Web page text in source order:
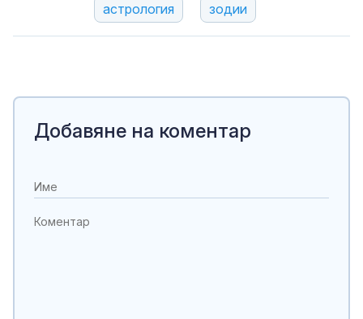
астрология зодии
Добавяне на коментар